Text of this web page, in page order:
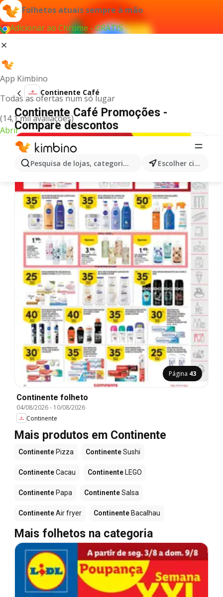
Folhetos atuais sempre à mão
Adicionar ao Chrome - GRÁTIS
App Kimbino
Todas as ofertas num só lugar
(14,1 mil avaliações)
Abrir
Pesquisa de lojas, categorias,produtos... Escolher cidade
Continente Café
Continente Café Promoções -
Compare descontos
Página 43
Continente folheto
04/08/2026- 10/08/2026
Continente
Mais produtos em Continente
Continente Pizza ContinenteSushi
ContinenteCacau Continente LEGO
Continente Papa ContinenteSalsa
ContinenteAir fryer Continente Bacalhau
Mais folhetos na categoria